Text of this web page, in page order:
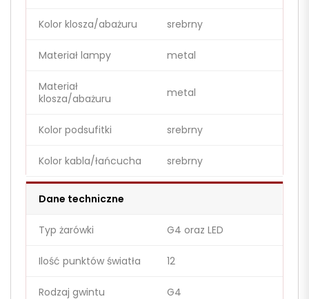
Kolor klosza/abażuru srebrny
Materiał lampy metal
Materiał
klosza/abażuru
metal
Kolor podsufitki srebrny
Kolor kabla/łańcucha srebrny
Dane techniczne
Typ żarówki G4 oraz LED
Ilość punktów światła 12
Rodzaj gwintu G4